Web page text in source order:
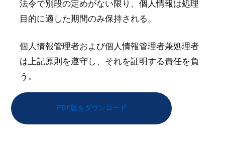
法令で別段の定めがない限り、個人情報は処理
目的に適した期間のみ保持される。
個人情報管理者および個人情報管理者兼処理者
は上記原則を遵守し、それを証明する責任を負
う。
PDF版をダウンロード